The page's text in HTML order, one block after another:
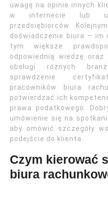
uwagę na opinie innych
w internecie lub
przedsiębiorców.
doświadczenie biura – im
tym większe
odpowiednią wiedzę
obsługi różnych
sprawdzenie
pracowników biura
potwierdzać ich
prawa podatkowego.
umówienie się na
aby omówić szczegóły
podejście do klienta.
Czym kierować
biura